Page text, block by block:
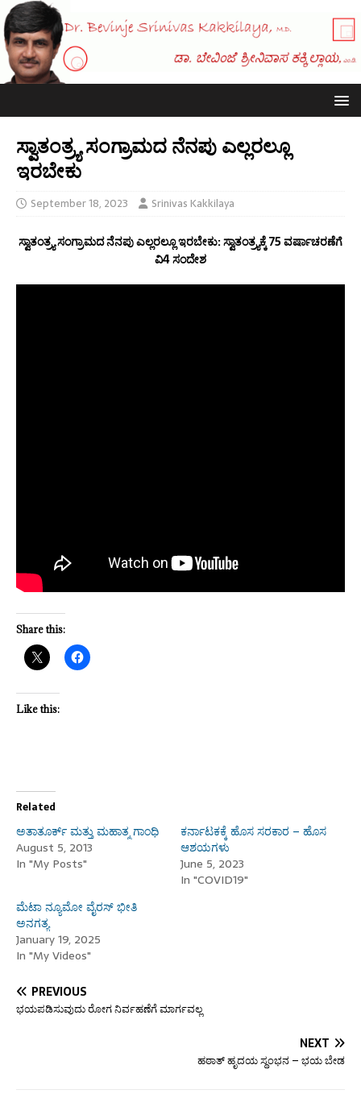
ಸ್ವಾತಂತ್ರ್ಯ ಸಂಗ್ರಾಮದ ನೆನಪು ಎಲ್ಲರಲ್ಲೂ
ಇರಬೇಕು
September 18, 2023 Srinivas Kakkilaya
ಸ್ವಾತಂತ್ರ್ಯ ಸಂಗ್ರಾಮದ ನೆನಪು ಎಲ್ಲರಲ್ಲೂ ಇರಬೇಕು: ಸ್ವಾತಂತ್ರ್ಯಕ್ಕೆ 75 ವರ್ಷಾಚರಣೆಗೆ
ವಿ4 ಸಂದೇಶ
Share this:
Like this:
Related
ಅತಾತೂರ್ಕ್ ಮತ್ತು ಮಹಾತ್ಮ ಗಾಂಧಿ
August 5, 2013
In "My Posts"
ಕರ್ನಾಟಕಕ್ಕೆ ಹೊಸ ಸರಕಾರ – ಹೊಸ
ಆಶಯಗಳು
June 5, 2023
In "COVID19"
ಮೆಟಾ ನ್ಯೂಮೋ ವೈರಸ್ ಭೀತಿ
ಅನಗತ್ಯ
January 19, 2025
In "My Videos"
PREVIOUS
ಭಯಪಡಿಸುವುದು ರೋಗ ನಿರ್ವಹಣೆಗೆ ಮಾರ್ಗವಲ್ಲ
NEXT
ಹಠಾತ್ ಹೃದಯ ಸ್ಥಂಭನ – ಭಯ ಬೇಡ